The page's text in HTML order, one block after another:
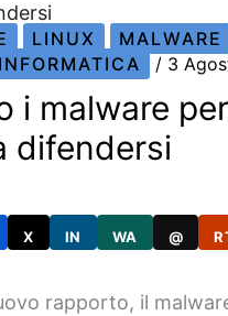
LINUX MALWARE
/ 3
i malware
difendersi
X IN WA @
rapporto, il